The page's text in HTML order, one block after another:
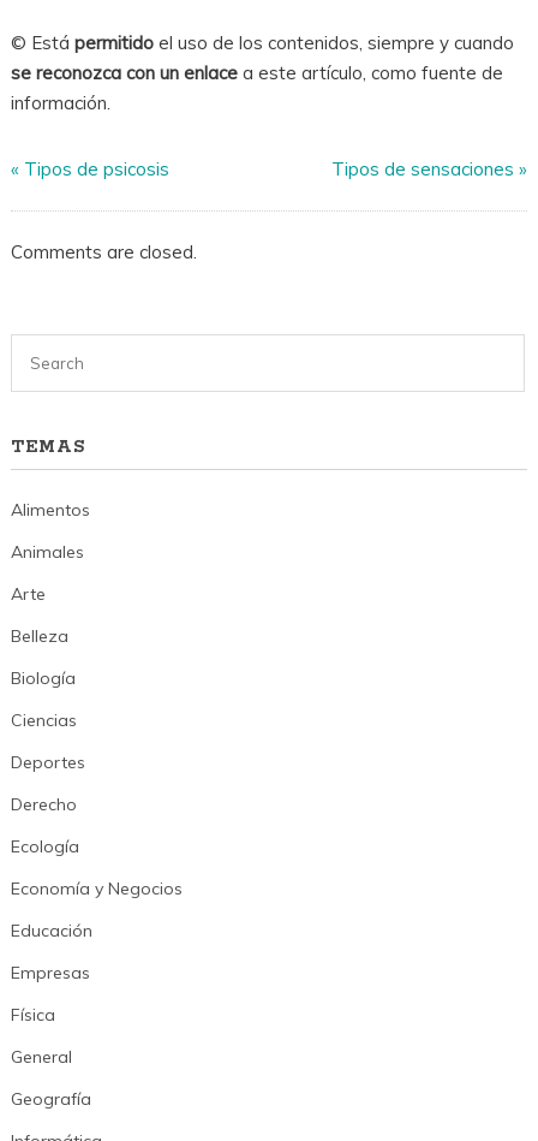
© Está permitidoel uso de los contenidos, siempre y cuando
se reconozca con un enlacea este artículo, como fuente de
información.
« Tipos de psicosis Tipos de sensaciones »
Comments are closed.
TEMAS
Alimentos
Animales
Arte
Belleza
Biología
Ciencias
Deportes
Derecho
Ecología
Economía y Negocios
Educación
Empresas
Física
General
Geografía